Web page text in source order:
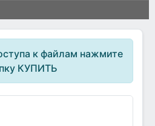
к файлам нажмите
КУПИТЬ